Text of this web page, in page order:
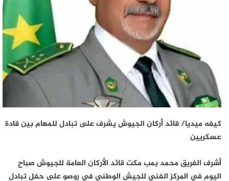
كيفه ميديا/ قائد أركان الجيوش يشرف على تبادل للمهام بين قادة
عسكريين
أشرف الفريق محمد بمب مكت قائد الأركان العامة للجيوش صباح
اليوم في المركز الفني للجيش الوطني في روصو على حفل تبادل